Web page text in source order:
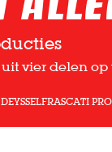
vier delen
FRASCATI